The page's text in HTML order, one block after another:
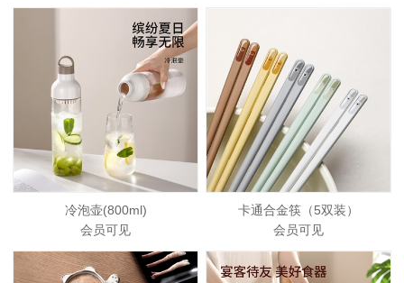
冷泡壶(800ml)
会员可见
卡通合金筷（5双装）
会员可见